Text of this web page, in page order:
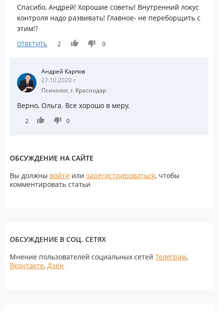
Спасибо, Андрей! Хорошие советы! Внутренний локус
контроля надо развивать! Главное- не переборщить с
этим!?
ОТВЕТИТЬ 2 0
Андрей Карпов
27.10.2020 г.
Психолог, г. Краснодар
Верно, Ольга. Все хорошо в меру.
2 0
ОБСУЖДЕНИЕ НА САЙТЕ
Вы должны войти или зарегистрироваться, чтобы
комментировать статьи
ОБСУЖДЕНИЕ В СОЦ. СЕТЯХ
Мнение пользователей социальных сетей Телеграм,
Вконтакте, Дзен